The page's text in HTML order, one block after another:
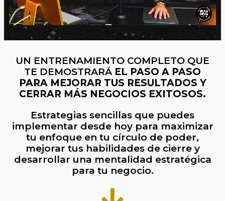
UN ENTRENAMIENTO COMPLETO QUE
TE DEMOSTRARÁ EL PASO A PASO
PARA MEJORAR TUS RESULTADOS Y
CERRAR MÁS NEGOCIOS EXITOSOS.
Estrategias sencillas que puedes
implementar desde hoy para maximizar
tu enfoque en tu círculo de poder,
mejorar tus habilidades de cierre y
desarrollar una mentalidad estratégica
para tu negocio.